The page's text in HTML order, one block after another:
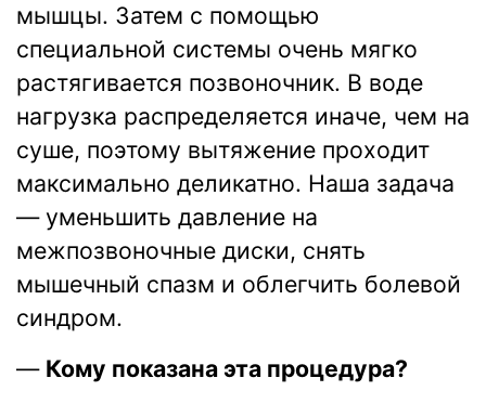
мышцы. Затем с помощью
специальной системы очень мягко
растягивается позвоночник. В воде
нагрузка распределяется иначе, чем на
суше, поэтому вытяжение проходит
максимально деликатно. Наша задача
— уменьшить давление на
межпозвоночные диски, снять
мышечный спазм и облегчить болевой
синдром.
— Кому показана эта процедура?